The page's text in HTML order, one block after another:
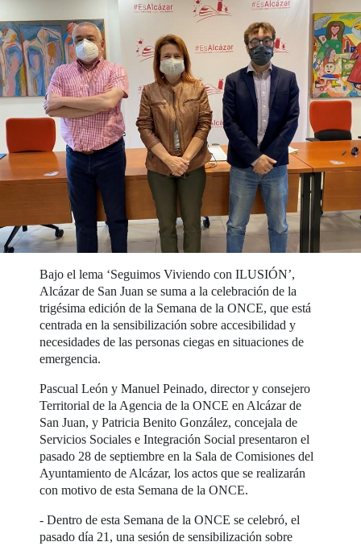
Bajo el lema ‘Seguimos Viviendo con ILUSIÓN’,
Alcázar de San Juan se suma a la celebración de la
trigésima edición de la Semana de la ONCE, que está
centrada en la sensibilización sobre accesibilidad y
necesidades de las personas ciegas en situaciones de
emergencia.
Pascual León y Manuel Peinado, director y consejero
Territorial de la Agencia de la ONCE en Alcázar de
San Juan, y Patricia Benito González, concejala de
Servicios Sociales e Integración Social presentaron el
pasado 28 de septiembre en la Sala de Comisiones del
Ayuntamiento de Alcázar, los actos que se realizarán
con motivo de esta Semana de la ONCE.
- Dentro de esta Semana de la ONCE se celebró, el
pasado día 21, una sesión de sensibilización sobre